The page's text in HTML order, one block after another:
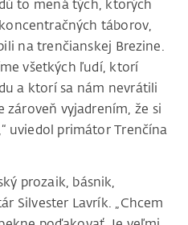
to mená tých, ktorých
táborov,
na trenčianskej Brezine.
všetkých ľudí, ktorí
a ktorí sa nám nevrátili
zároveň vyjadrením, že si
uviedol primátor Trenčína
prozaik, básnik,
Silvester Lavrík. „Chcem